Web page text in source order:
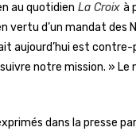
au quotidien La Croix à
vertu d’un mandat des
aujourd’hui est
notre mission. » Le
dans la presse par